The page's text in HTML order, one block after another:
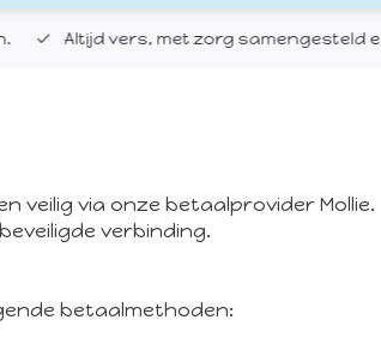
Altijd vers, met zorg samengesteld en
veilig via onze betaalprovider Mollie.
verbinding.
betaalmethoden: